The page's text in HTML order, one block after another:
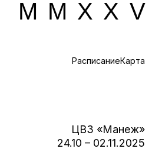
РасписаниеКарта
ЦВЗ «Манеж»
24.10 – 02.11.2025